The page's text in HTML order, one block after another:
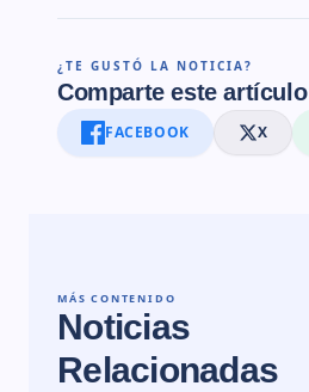
¿TE GUSTÓ LA NOTICIA?
Comparte este artículo
FACEBOOK X
MÁS CONTENIDO
Noticias
Relacionadas